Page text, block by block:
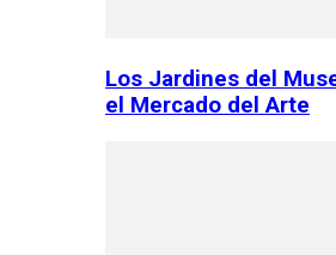
Los Jardines del
el Mercado del Arte